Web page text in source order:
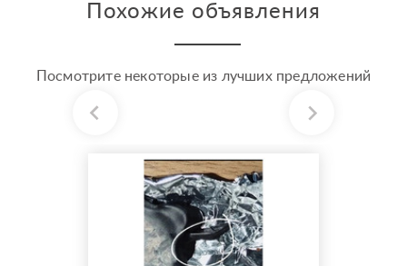
Похожие объявления
Посмотрите некоторые из лучших предложений